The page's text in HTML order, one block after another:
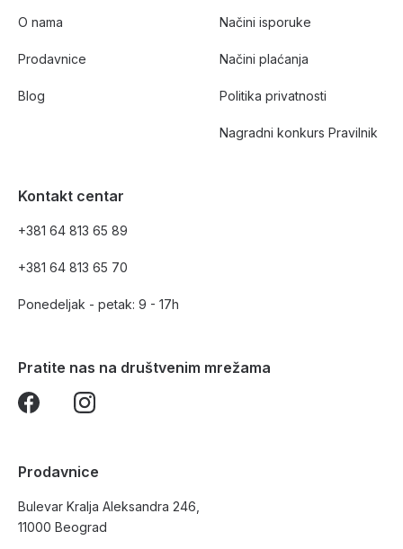
O nama
Prodavnice
Blog
Načini isporuke
Načini plaćanja
Politika privatnosti
Nagradni konkurs Pravilnik
Kontakt centar
+381 64 813 65 89
+381 64 813 65 70
Ponedeljak - petak: 9 - 17h
Pratite nas na društvenim mrežama
Prodavnice
Bulevar Kralja Aleksandra 246,
11000 Beograd